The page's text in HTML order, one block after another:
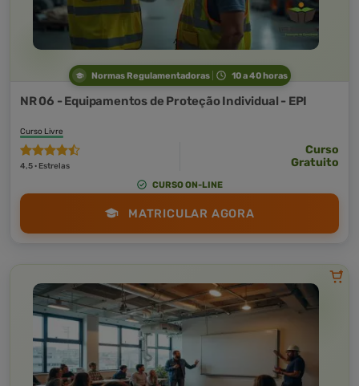
Normas Regulamentadoras 10 a 40 horas
NR 06 - Equipamentos de Proteção Individual - EPI
Curso Livre
4,5 · Estrelas
Curso
Gratuito
CURSO ON-LINE
MATRICULAR AGORA